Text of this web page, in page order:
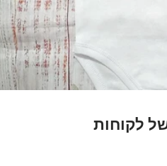
לקוחות